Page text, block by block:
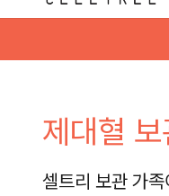
제대혈 보
셀트리 보관 가